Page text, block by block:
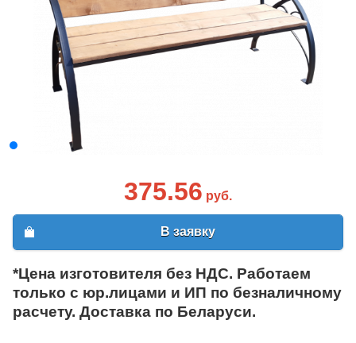
375.56 руб.
В заявку
*Цена изготовителя без НДС. Работаем
только с юр.лицами и ИП по безналичному
расчету. Доставка по Беларуси.